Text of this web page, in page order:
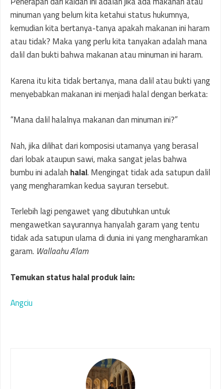
minuman yang belum kita ketahui status hukumnya,
kemudian kita bertanya-tanya apakah makanan ini haram
atau tidak? Maka yang perlu kita tanyakan adalah mana
dalil dan bukti bahwa makanan atau minuman ini haram.
Karena itu kita tidak bertanya, mana dalil atau bukti yang
menyebabkan makanan ini menjadi halal dengan berkata:
“Mana dalil halalnya makanan dan minuman ini?”
Nah, jika dilihat dari komposisi utamanya yang berasal
dari lobak ataupun sawi, maka sangat jelas bahwa
bumbu ini adalah halal. Mengingat tidak ada satupun dalil
yang mengharamkan kedua sayuran tersebut.
Terlebih lagi pengawet yang dibutuhkan untuk
mengawetkan sayurannya hanyalah garam yang tentu
tidak ada satupun ulama di dunia ini yang mengharamkan
garam. Wallaahu A’lam
Temukan status halal produk lain:
Angciu